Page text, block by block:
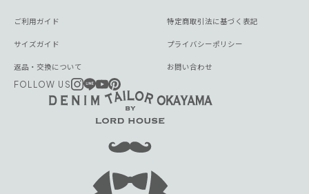
FOLLOW US
ご利用ガイド
サイズガイド
返品・交換について
特定商取引法に基づく表記
プライバシーポリシー
お問い合わせ